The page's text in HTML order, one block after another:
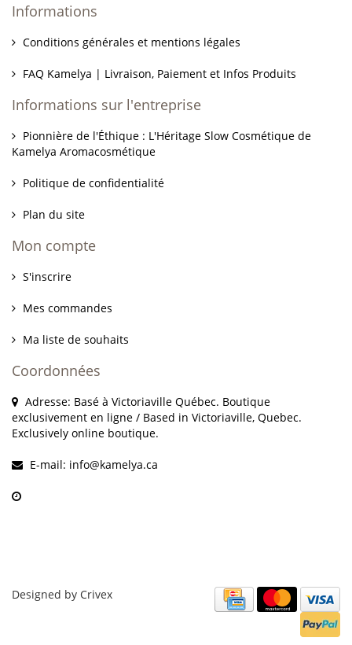
Informations
Conditions générales et mentions légales
FAQ Kamelya | Livraison, Paiement et Infos Produits
Informations sur l'entreprise
Pionnière de l'Éthique : L'Héritage Slow Cosmétique de
Kamelya Aromacosmétique
Politique de confidentialité
Plan du site
Mon compte
S'inscrire
Mes commandes
Ma liste de souhaits
Coordonnées
Adresse: Basé à Victoriaville Québec. Boutique
exclusivement en ligne / Based in Victoriaville, Quebec.
Exclusively online boutique.
E-mail: info@kamelya.ca
Designed by Crivex